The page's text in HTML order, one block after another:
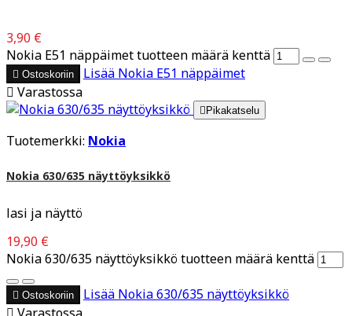
3,90 €
Nokia E51 näppäimet tuotteen määrä kenttä
 Ostoskoriin Lisää Nokia E51 näppäimet
 Varastossa
 Pikakatselu
Tuotemerkki: Nokia
Nokia 630/635 näyttöyksikkö
lasi ja näyttö
19,90 €
Nokia 630/635 näyttöyksikkö tuotteen määrä kenttä
 Ostoskoriin Lisää Nokia 630/635 näyttöyksikkö